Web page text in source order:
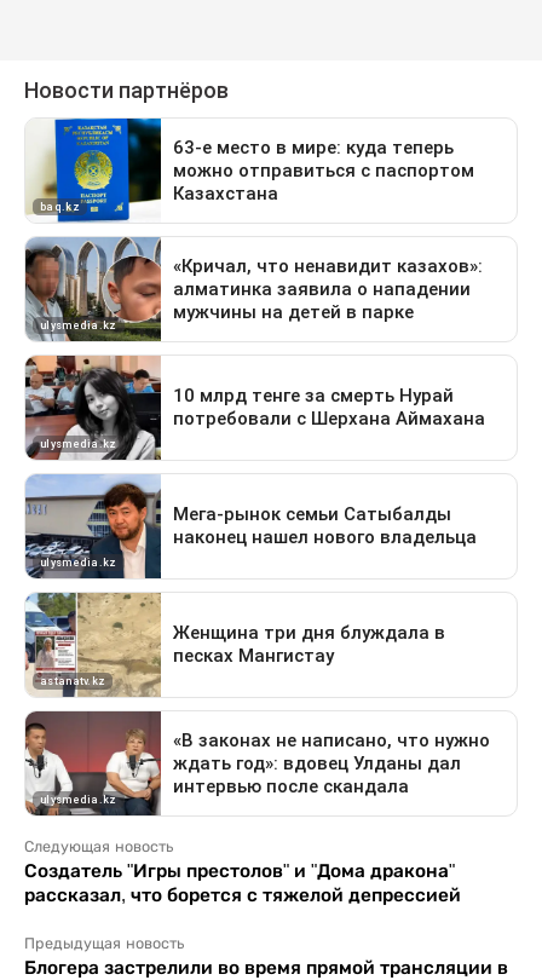
Следующая новость
Создатель "Игры престолов" и "Дома дракона"
рассказал, что борется с тяжелой депрессией
Предыдущая новость
Блогера застрелили во время прямой трансляции в